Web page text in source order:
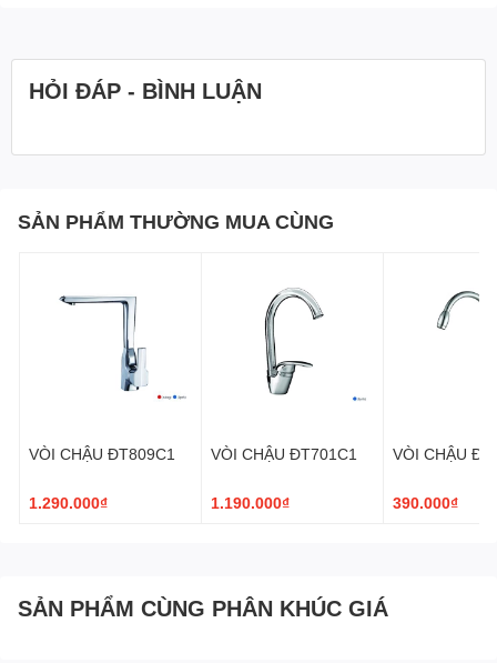
HỎI ĐÁP - BÌNH LUẬN
SẢN PHẨM THƯỜNG MUA CÙNG
VÒI CHẬU ĐT809C1
1.290.000₫
VÒI CHẬU ĐT701C1
1.190.000₫
VÒI CHẬU
390.000₫
SẢN PHẨM CÙNG PHÂN KHÚC GIÁ